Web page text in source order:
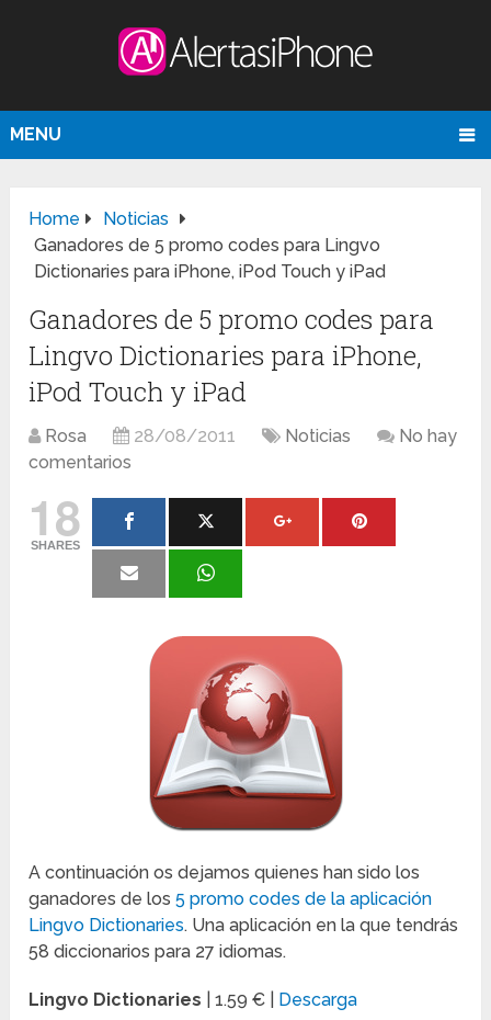
MENU
Home
Noticias
Ganadores de 5 promo codes para Lingvo
Dictionaries para iPhone, iPod Touch y iPad
Ganadores de 5 promo codes para
Lingvo Dictionaries para iPhone,
iPod Touch y iPad
Rosa 28/08/2011 Noticias
No hay
comentarios
18
SHARES
A continuación os dejamos quienes han sido los
ganadores de los 5 promo codes de la aplicación
Lingvo Dictionaries. Una aplicación en la que tendrás
58 diccionarios para 27 idiomas.
Lingvo Dictionaries | 1.59 € Descarga